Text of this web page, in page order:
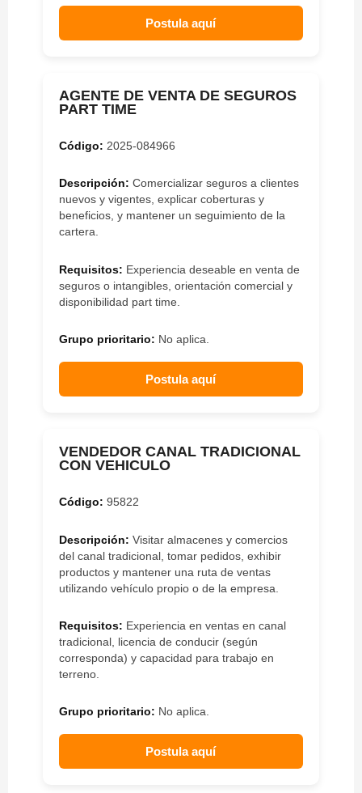
Postula aquí
AGENTE DE VENTA DE SEGUROS
PART TIME
Código: 2025-084966
Descripción: Comercializar seguros a clientes
nuevos y vigentes, explicar coberturas y
beneficios, y mantener un seguimiento de la
cartera.
Requisitos: Experiencia deseable en venta de
seguros o intangibles, orientación comercial y
disponibilidad part time.
Grupo prioritario: No aplica.
Postula aquí
VENDEDOR CANAL TRADICIONAL
CON VEHICULO
Código: 95822
Descripción: Visitar almacenes y comercios
del canal tradicional, tomar pedidos, exhibir
productos y mantener una ruta de ventas
utilizando vehículo propio o de la empresa.
Requisitos: Experiencia en ventas en canal
tradicional, licencia de conducir (según
corresponda) y capacidad para trabajo en
terreno.
Grupo prioritario: No aplica.
Postula aquí